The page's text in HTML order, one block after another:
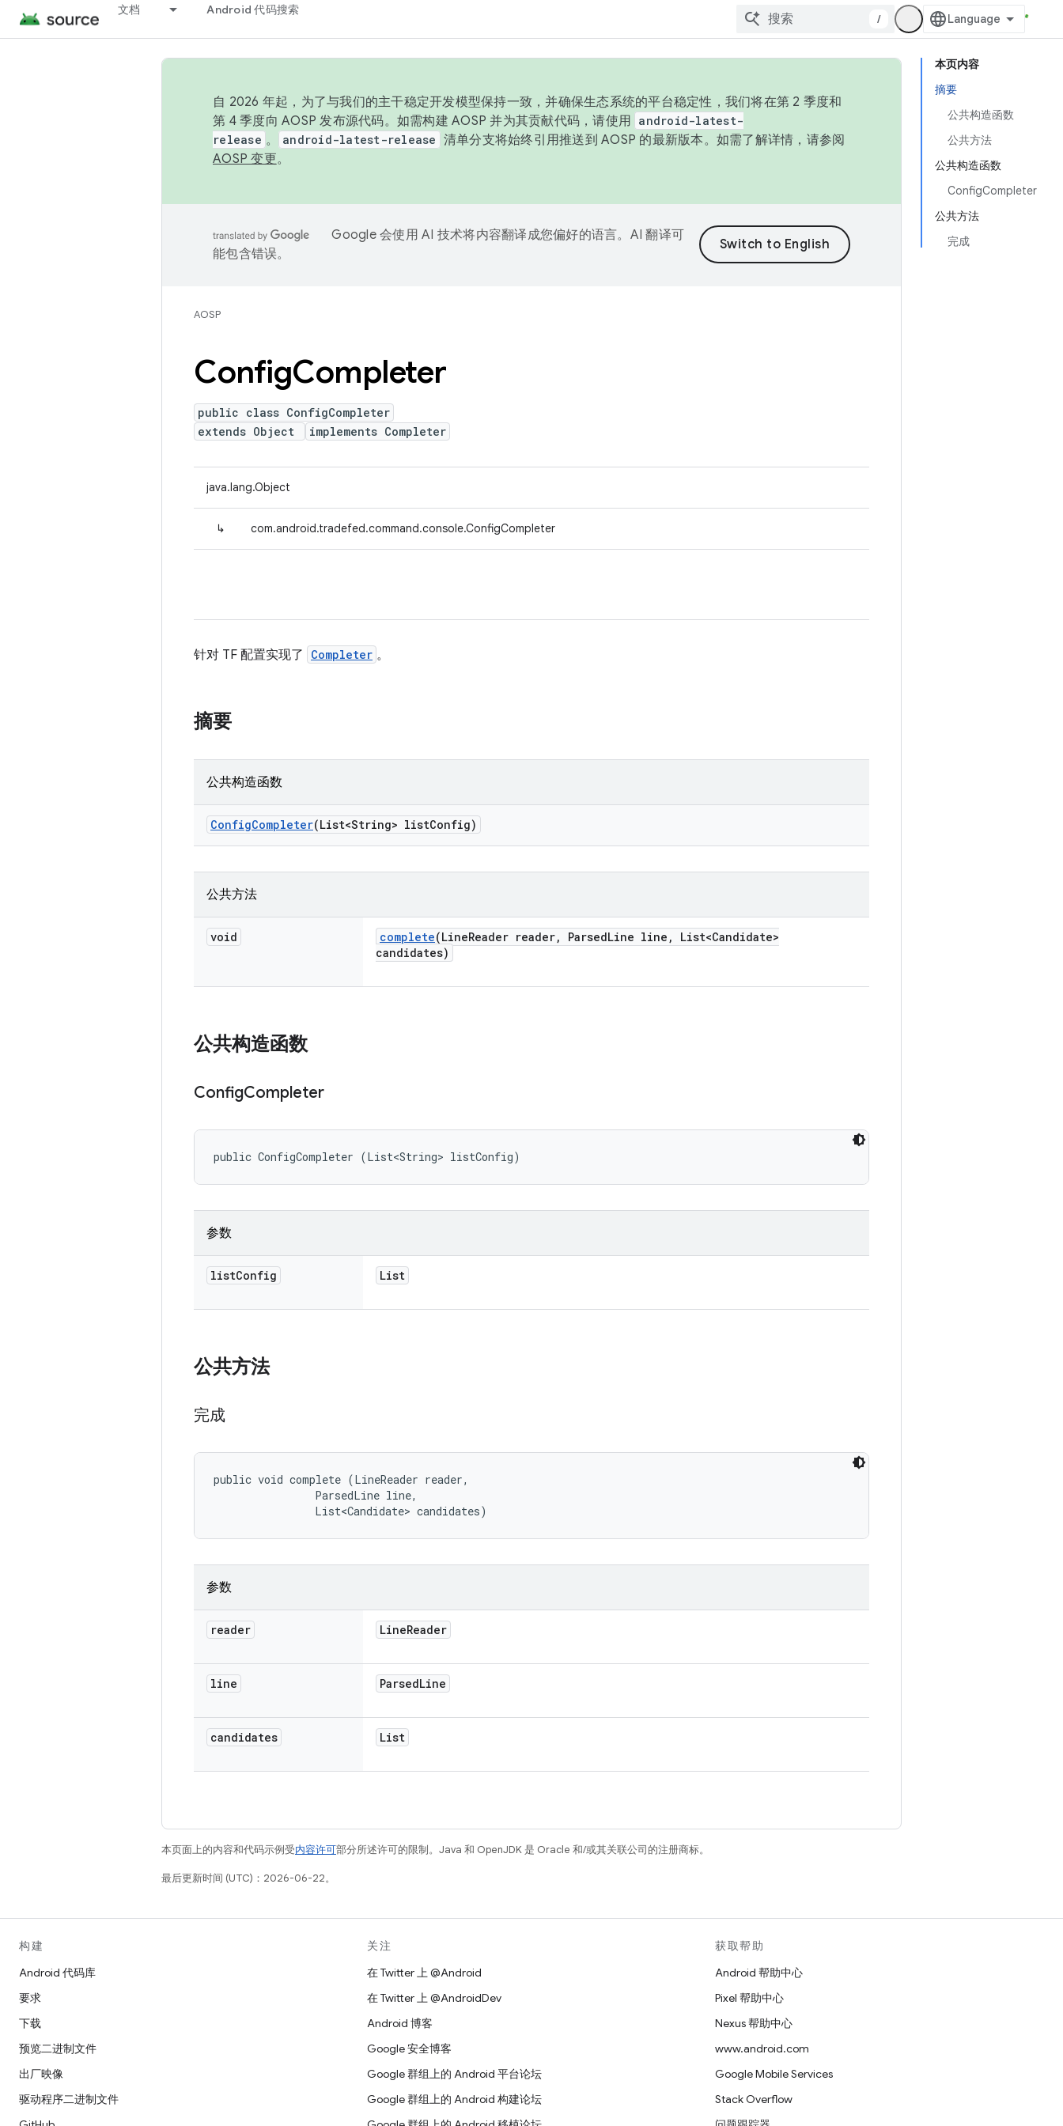
文档 Android 代码搜索
/
本页内容
摘要
公共构造函数
公共方法
公共构造函数
ConfigCompleter
公共方法
完成
自 2026 年起，为了与我们的主干稳定开发模型保持一致，并确保生态系统的平台稳定性，我们将在第 2 季度和
第 4 季度向 AOSP 发布源代码。如需构建 AOSP 并为其贡献代码，请使用 android-latest-
release 。 android-latest-release 清单分支将始终引用推送到 AOSP 的最新版本。如需了解详情，请参阅
AOSP 变更。
Google 会使用 AI 技术将内容翻译成您偏好的语言。AI 翻译可
能包含错误。
AOSP
ConfigCompleter
public class ConfigCompleter
extends Object
implements Completer
java.lang.Object
↳ com.android.tradefed.command.console.ConfigCompleter
针对 TF 配置实现了 Completer 。
摘要
公共构造函数
ConfigCompleter(List<String> listConfig)
公共方法
void complete(LineReader reader, ParsedLine line ,
List<Candidate>
candidates)
公共构造函数
ConfigCompleter
public ConfigCompleter (List<String> listConfig)
参数
listConfig List
公共方法
完成
public void complete (LineReader reader,
                ParsedLine line,
                List<Candidate> candidates)
参数
reader LineReader
line ParsedLine
candidates List
本页面上的内容和代码示例受内容许可部分所述许可的限制。Java 和 OpenJDK 是 Oracle 和/或其关联公司的注册商标。
最后更新时间 (UTC)：2026-06-22。
构建
Android 代码库
要求
下载
预览二进制文件
出厂映像
驱动程序二进制文件
关注
在 Twitter 上 @Android
在 Twitter 上 @AndroidDev
Android 博客
Google 安全博客
Google 群组上的 Android 平台论坛
Google 群组上的 Android 构建论坛
获取帮助
Android 帮助中心
Pixel 帮助中心
Nexus 帮助中心
www.android.com
Google Mobile Services
Stack Overflow